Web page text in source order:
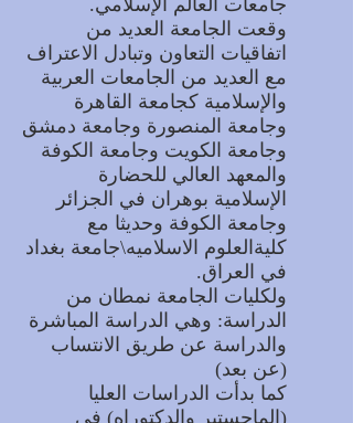
جامعات العالم الإسلامي.
وقعت الجامعة العديد من
اتفاقيات التعاون وتبادل الاعتراف
مع العديد من الجامعات العربية
والإسلامية كجامعة القاهرة
وجامعة المنصورة وجامعة دمشق
وجامعة الكويت وجامعة الكوفة
والمعهد العالي للحضارة
الإسلامية بوهران في الجزائر
وجامعة الكوفة وحديثا مع
كليةالعلوم الاسلاميه\جامعة بغداد
في العراق.
ولكليات الجامعة نمطان من
الدراسة: وهي الدراسة المباشرة
والدراسة عن طريق الانتساب
(عن بعد)
كما بدأت الدراسات العليا
(الماجستير والدكتوراه) في